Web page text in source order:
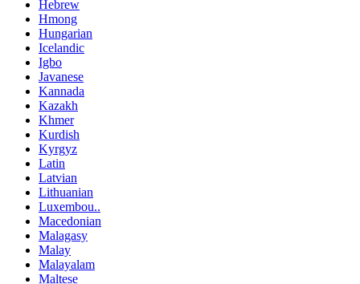
Hebrew
Hmong
Hungarian
Icelandic
Igbo
Javanese
Kannada
Kazakh
Khmer
Kurdish
Kyrgyz
Latin
Latvian
Lithuanian
Luxembou..
Macedonian
Malagasy
Malay
Malayalam
Maltese